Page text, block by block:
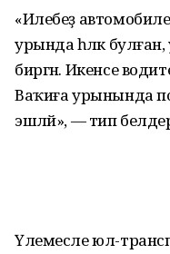
«Илебеҙ
урында һәләк
биргән. Икенсе
Ваҡиға урынында
эшләй», — тип
Үлемесле юл-